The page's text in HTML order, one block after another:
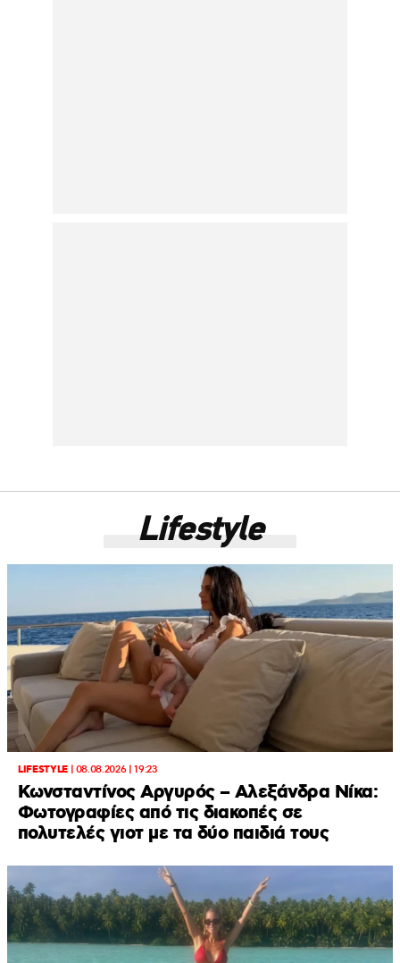
Lifestyle
LIFESTYLE| 08.08.2026 | 19:23
Κωνσταντίνος Αργυρός – Αλεξάνδρα Νίκα:
Φωτογραφίες από τις διακοπές σε
πολυτελές γιοτ με τα δύο παιδιά τους